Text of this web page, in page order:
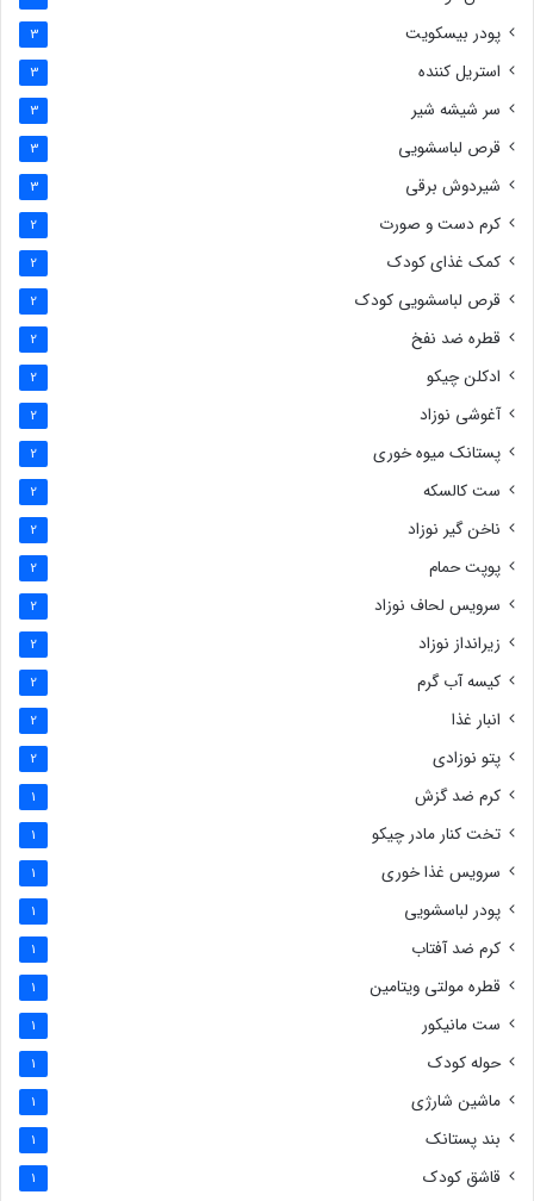
پودر بیسکویت 3
استریل کننده 3
سر شیشه شیر 3
قرص لباسشویی 3
شیردوش برقی 3
کرم دست و صورت 2
کمک غذای کودک 2
قرص لباسشویی کودک 2
قطره ضد نفخ 2
ادکلن چیکو 2
آغوشی نوزاد 2
پستانک میوه خوری 2
ست کالسکه 2
ناخن گیر نوزاد 2
پوپت حمام 2
سرویس لحاف نوزاد 2
زیرانداز نوزاد 2
کیسه آب گرم 2
انبار غذا 2
پتو نوزادی 2
کرم ضد گزش 1
تخت کنار مادر چیکو 1
سرویس غذا خوری 1
پودر لباسشویی 1
کرم ضد آفتاب 1
قطره مولتی ویتامین 1
ست مانیکور 1
حوله کودک 1
ماشین شارژی 1
بند پستانک 1
قاشق کودک 1